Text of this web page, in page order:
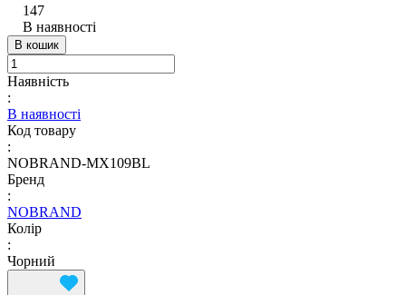
147
В наявності
В кошик
Наявність
:
В наявності
Код товару
:
NOBRAND-MX109BL
Бренд
:
NOBRAND
Колір
:
Чорний